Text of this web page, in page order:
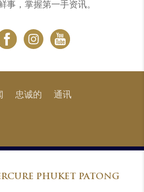
事，掌握第一手资讯。
忠诚的 通讯
PHUKET PATONG